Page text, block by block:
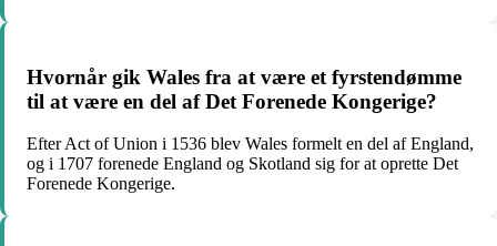
Hvornår gik Wales fra at være et fyrstendømme
til at være en del af Det Forenede Kongerige?
Efter Act of Union i 1536 blev Wales formelt en del af England,
og i 1707 forenede England og Skotland sig for at oprette Det
Forenede Kongerige.